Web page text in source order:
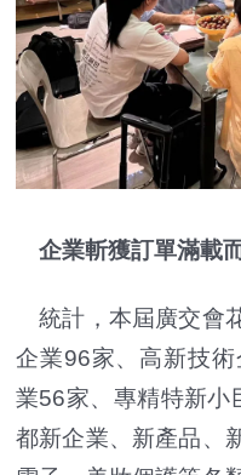
企業斬獲訂單滿載
統計，本屆廣交會
企業96家、高新技
業56家、專精特新小
都新企業、新產品、